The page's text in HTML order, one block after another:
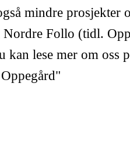
mindre
Follo (tidl.
kan lese mer om